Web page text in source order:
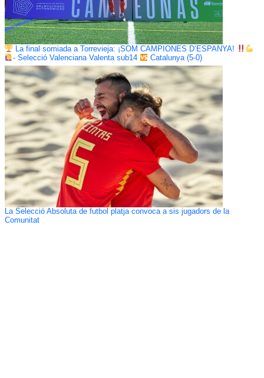
La final somiada a Torrevieja: ¡SOM CAMPIONES D’ESPANYA!
- Selecció Valenciana Valenta sub14
Catalunya (5-0)
La Selecció Absoluta de futbol platja convoca a sis jugadors de la
Comunitat